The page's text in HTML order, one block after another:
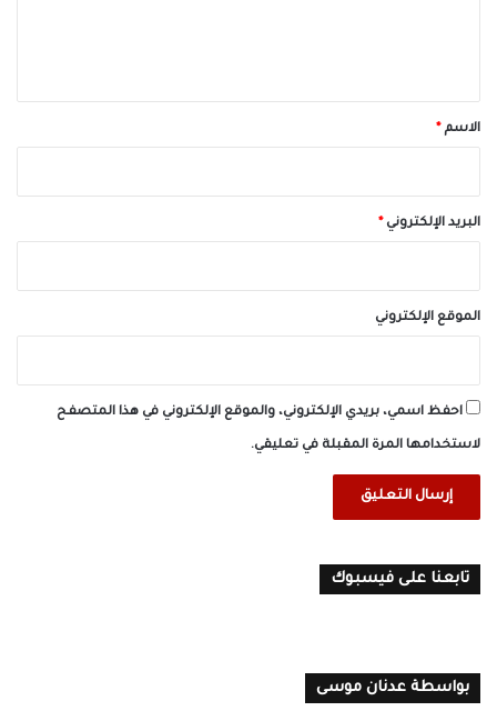
*الاسم*
البريد الإلكتروني*
الموقع الإلكتروني
احفظ اسمي، بريدي الإلكتروني، والموقع الإلكتروني في هذا المتصفح
لاستخدامها المرة المقبلة في تعليقي.
تابعنا على فيسبوك
بواسطة عدنان موسى